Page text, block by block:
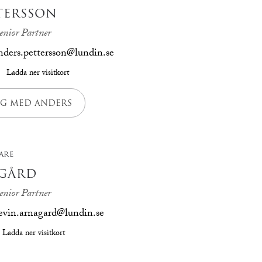
Partner
Ladda ner visitkort
MED ANDERS
Partner
Ladda ner visitkort